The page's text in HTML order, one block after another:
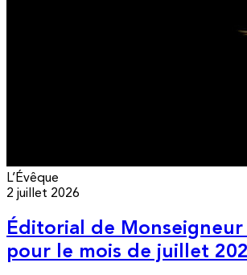
L’Évêque
2 juillet 2026
Éditorial de
pour le mois de juillet